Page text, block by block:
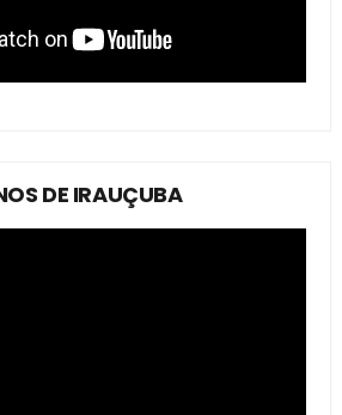
DE IRAUÇUBA